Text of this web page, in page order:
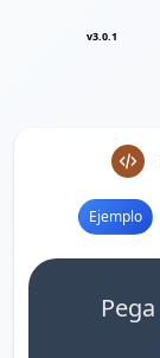
v3.0.1
Ejemplo